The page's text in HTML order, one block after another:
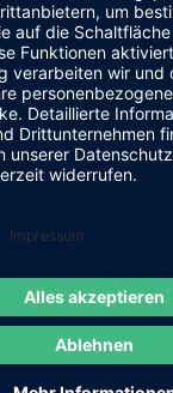
Datenschutzerklärung
internet-lokal.de